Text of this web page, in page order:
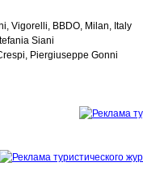
Vigorelli, BBDO, Milan, Italy
Siani
Piergiuseppe Gonni